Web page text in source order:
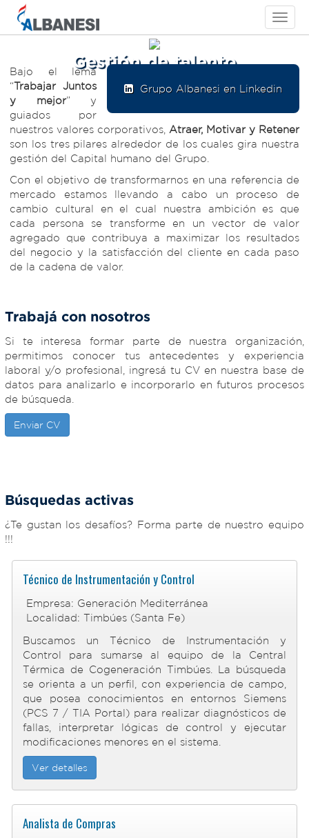
Toggle
Gestión de talento
Grupo Albanesi en Linkedin
Bajo el lema
“Trabajar Juntos
y mejor” y
guiados por
nuestros valores corporativos, Atraer, Motivar y Retener
son los tres pilares alrededor de los cuales gira nuestra
gestión del Capital humano del Grupo.
Con el objetivo de transformarnos en una referencia de
mercado estamos llevando a cabo un proceso de
cambio cultural en el cual nuestra ambición es que
cada persona se transforme en un vector de valor
agregado que contribuya a maximizar los resultados
del negocio y la satisfacción del cliente en cada paso
de la cadena de valor.
Trabajá con nosotros
Si te interesa formar parte de nuestra organización,
permitimos conocer tus antecedentes y experiencia
laboral y/o profesional, ingresá tu CV en nuestra base de
datos para analizarlo e incorporarlo en futuros procesos
de búsqueda.
Enviar CV
Búsquedas activas
¿Te gustan los desafíos? Forma parte de nuestro equipo
!!!
Técnico de Instrumentación y Control
Empresa: Generación Mediterránea
Localidad: Timbúes (Santa Fe)
Buscamos un Técnico de Instrumentación y
Control para sumarse al equipo de la Central
Térmica de Cogeneración Timbúes. La búsqueda
se orienta a un perfil, con experiencia de campo,
que posea conocimientos en entornos Siemens
(PCS 7 / TIA Portal) para realizar diagnósticos de
fallas, interpretar lógicas de control y ejecutar
modificaciones menores en el sistema.
Ver detalles
Analista de Compras